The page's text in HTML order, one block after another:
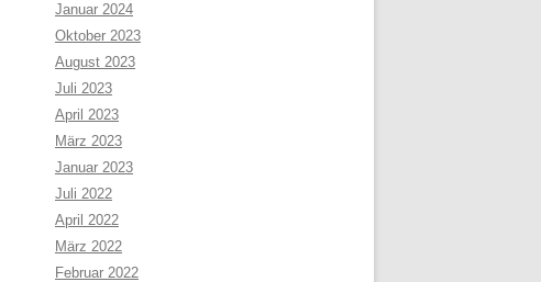
Januar 2024
Oktober 2023
August 2023
Juli 2023
April 2023
März 2023
Januar 2023
Juli 2022
April 2022
März 2022
Februar 2022